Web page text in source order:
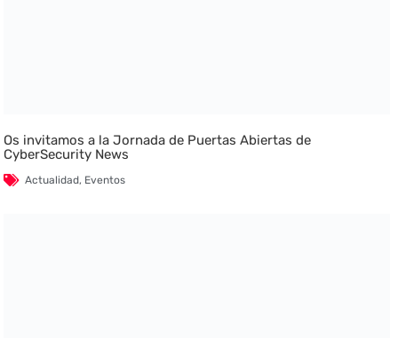
Os invitamos a la Jornada de Puertas Abiertas de
CyberSecurity News
Actualidad, Eventos